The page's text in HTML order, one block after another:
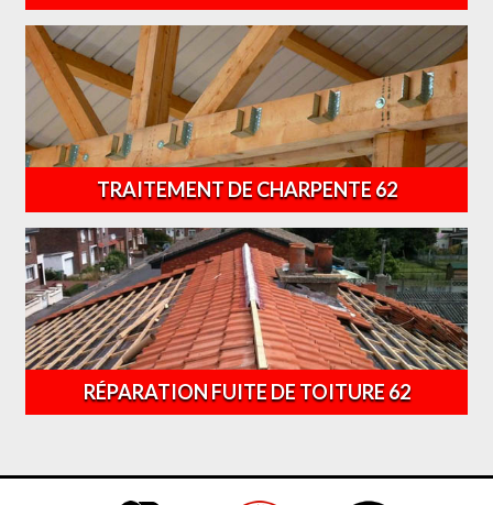
TRAITEMENT DE CHARPENTE 62
RÉPARATION FUITE DE TOITURE 62